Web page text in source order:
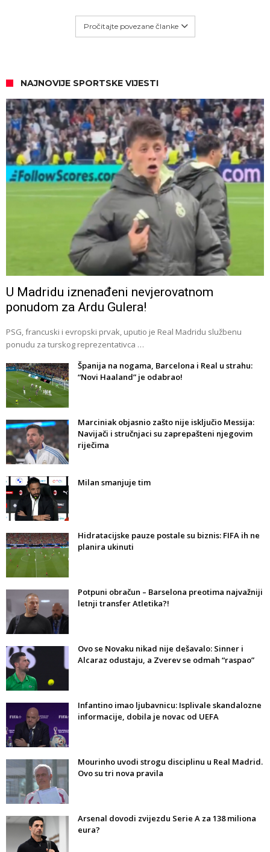
Pročitajte povezane članke
NAJNOVIJE SPORTSKE VIJESTI
U Madridu iznenađeni nevjerovatnom
ponudom za Ardu Gulera!
PSG, francuski i evropski prvak, uputio je Real Madridu službenu
ponudu za turskog reprezentativca …
Španija na nogama, Barcelona i Real u strahu:
“Novi Haaland” je odabrao!
Marciniak objasnio zašto nije isključio Messija:
Navijači i stručnjaci su zaprepašteni njegovim
riječima
Milan smanjuje tim
Hidratacijske pauze postale su biznis: FIFA ih ne
planira ukinuti
Potpuni obračun – Barselona preotima najvažniji
letnji transfer Atletika?!
Ovo se Novaku nikad nije dešavalo: Sinner i
Alcaraz odustaju, a Zverev se odmah “raspao”
Infantino imao ljubavnicu: Isplivale skandalozne
informacije, dobila je novac od UEFA
Mourinho uvodi strogu disciplinu u Real Madrid.
Ovo su tri nova pravila
Arsenal dovodi zvijezdu Serie A za 138 miliona
eura?